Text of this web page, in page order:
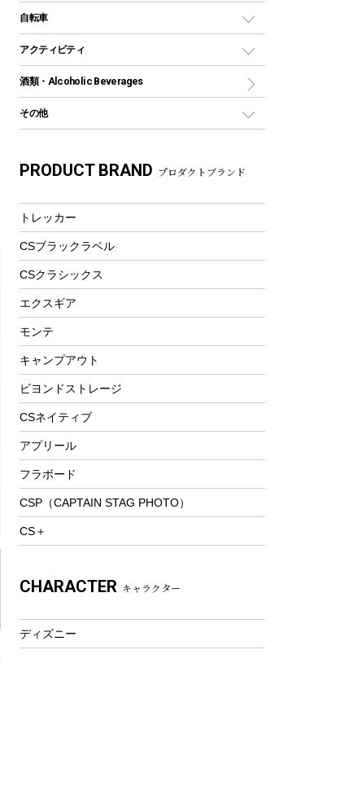
ポール
グランドシート
ツール
焚き火台&ストーブ
火起こし
バーベキューツール
燃料・着火剤・炭
クッキングツール
ナイフ
カトラリー
マグカップ、カップ
フードボトル
コーヒー&ミル
トレー
ランチョンマット
ランチボックス
ピクニックセット
ディズニーボトル
保冷剤
リュック、バックパック
トートバッグ、サコッシュ
ショッピングキャリー
その他アウトドア雑貨
レイン
ツール、他
インフレータブル
カヤック
パドル
ヘルメット
アクセサリー
自転車
折りたたみ自転車
スポーツサイクル
シティサイクル
自転車用アクセサリー
自転車ウェア
アクティビティ
マリン
ラッシュガード
テント
フローティングベスト
ヘルメット
エアーポンプ
ウィンター
防寒ウェア
ツール&アクセサリー
トレッキング
トレッキングステッキ
プレイグッズ
ウェルネス
フィットネス
アクセサリー
酒類・Alcoholic Beverages
その他
湯たんぽ
PRODUCT BRAND プロダクトブランド
トレッカー
CSブラックラベル
CSクラシックス
エクスギア
モンテ
キャンプアウト
ビヨンドストレージ
CSネイティブ
アプリール
フラボード
CSP（CAPTAIN STAG PHOTO）
CS＋
CHARACTER キャラクター
ディズニー